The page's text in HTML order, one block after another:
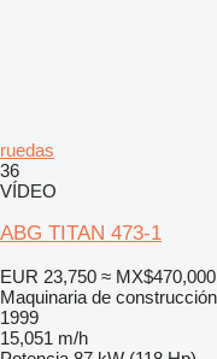
ruedas
36
VÍDEO
ABG TITAN 473-1
EUR 23,750 ≈ MX$470,000
Maquinaria de
1999
15,051 m/h